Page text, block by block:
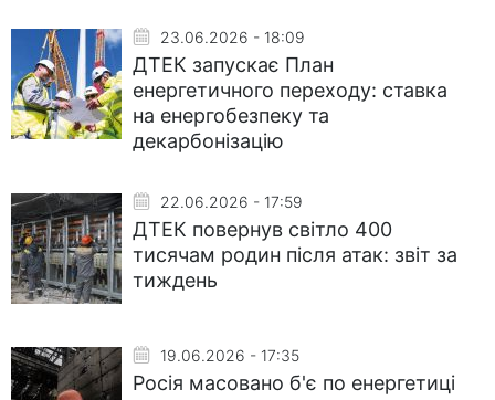
23.06.2026 - 18:09
ДТЕК запускає План
енергетичного переходу: ставка
на енергобезпеку та
декарбонізацію
22.06.2026 - 17:59
ДТЕК повернув світло 400
тисячам родин після атак: звіт за
тиждень
19.06.2026 - 17:35
Росія масовано б'є по енергетиці